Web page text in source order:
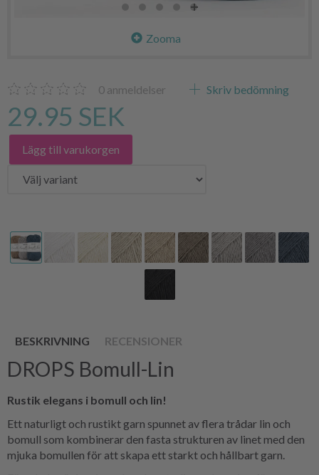
Zooma
0 anmeldelser Skriv bedömning
29.95 SEK
Lägg till varukorgen
BESKRIVNING RECENSIONER
DROPS Bomull-Lin
Rustik elegans i bomull och lin!
Ett naturligt och rustikt garn spunnet av flera trådar lin och
bomull som kombinerar den fasta strukturen av linet med den
mjuka bomullen för att skapa ett starkt och hållbart garn.